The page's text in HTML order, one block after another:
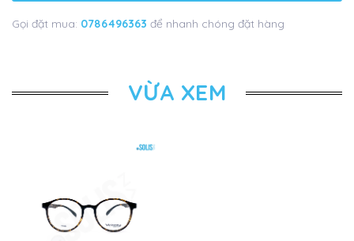
Gọi đặt mua: 0786496363 để nhanh chóng đặt hàng
VỪA XEM